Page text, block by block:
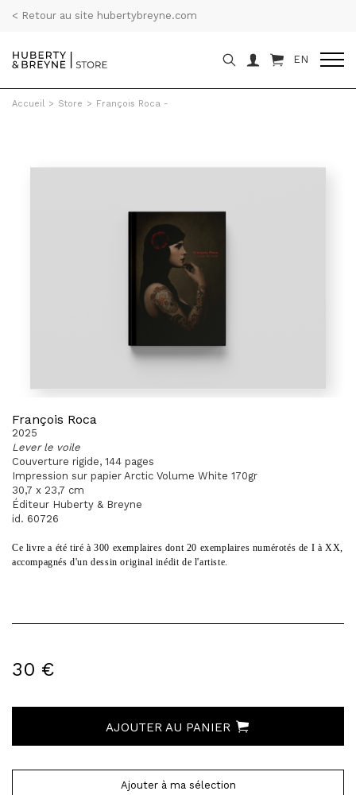
< Retour au site hubertybreyne.com
EN
Accueil > Store > François Roca -
François Roca
2025
Lever le voile
Couverture rigide, 144 pages
Impression sur papier Arctic Volume White 170gr
30,7 x 23,7 cm
Éditeur Huberty & Breyne
id. 60726
Ce livre a été tiré à 300 exemplaires dont 20 exemplaires numérotés de I à XX,
accompagnés d'un dessin original inédit de l'artiste.
30 €
AJOUTER AU PANIER
Ajouter à ma sélection